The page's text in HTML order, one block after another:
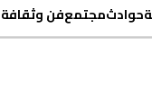
حوادثمجتمعفن وثقافة